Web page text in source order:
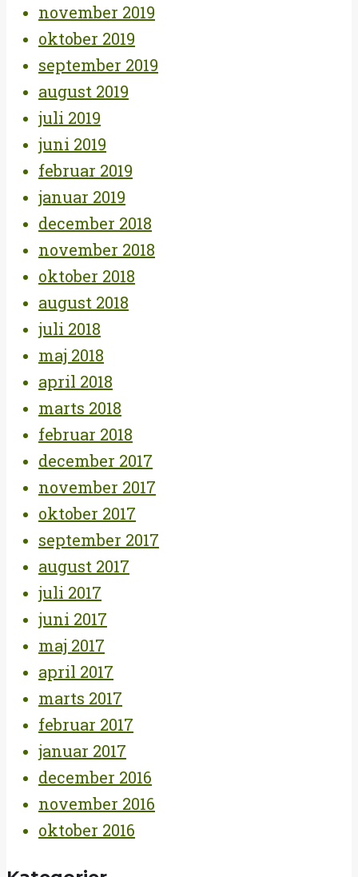
november 2019
oktober 2019
september 2019
august 2019
juli 2019
juni 2019
februar 2019
januar 2019
december 2018
november 2018
oktober 2018
august 2018
juli 2018
maj 2018
april 2018
marts 2018
februar 2018
december 2017
november 2017
oktober 2017
september 2017
august 2017
juli 2017
juni 2017
maj 2017
april 2017
marts 2017
februar 2017
januar 2017
december 2016
november 2016
oktober 2016